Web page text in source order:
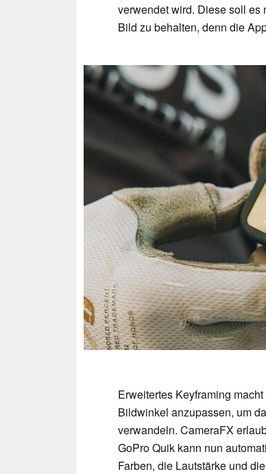
verwendet wird. Diese soll es
Bild zu behalten, denn die
Erweitertes Keyframing
Bildwinkel anzupassen, um
verwandeln. CameraFX
GoPro Quik kann nun
Farben, die Lautstärke und